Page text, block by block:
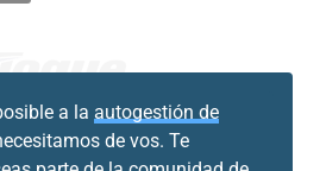
a la autogestión de
de vos. Te